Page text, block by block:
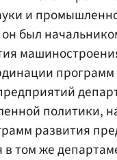
и
был
программ
политики,
развития
том же